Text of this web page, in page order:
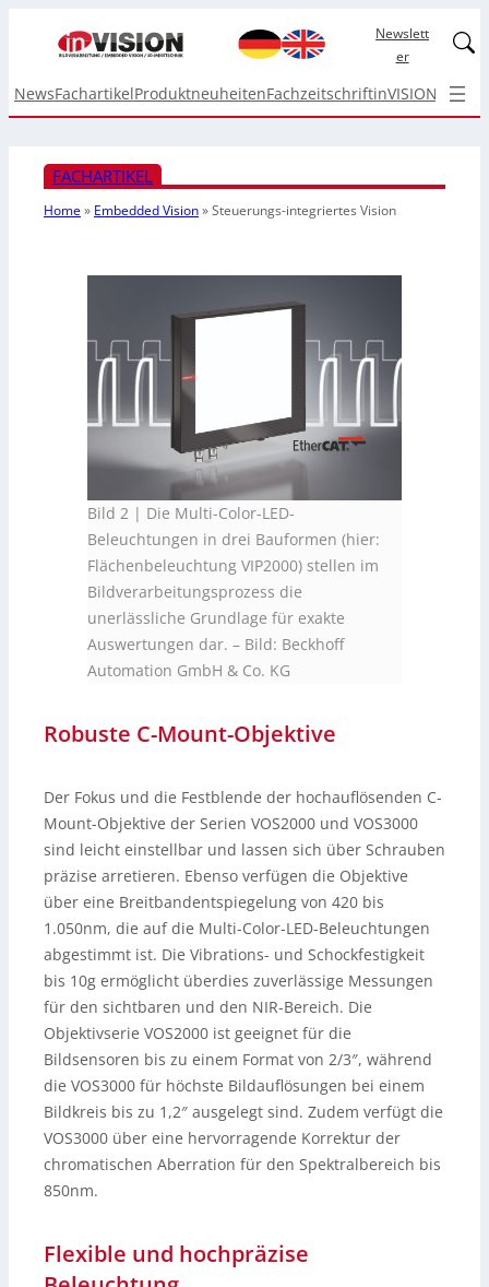
Newslett
er
NewsFachartikelProduktneuheitenFachzeitschriftinVISION Top
FACHARTIKEL
Home» Embedded Vision»Steuerungs-integriertes Vision
Bild 2 | Die Multi-Color-LED-
Beleuchtungen in drei Bauformen (hier:
Flächenbeleuchtung VIP2000) stellen im
Bildverarbeitungsprozess die
unerlässliche Grundlage für exakte
Auswertungen dar. – Bild: Beckhoff
Automation GmbH & Co. KG
Robuste C-Mount-Objektive
Der Fokus und die Festblende der hochauflösenden C-
Mount-Objektive der Serien VOS2000 und VOS3000
sind leicht einstellbar und lassen sich über Schrauben
präzise arretieren. Ebenso verfügen die Objektive
über eine Breitbandentspiegelung von 420 bis
1.050nm, die auf die Multi-Color-LED-Beleuchtungen
abgestimmt ist. Die Vibrations- und Schockfestigkeit
bis 10g ermöglicht überdies zuverlässige Messungen
für den sichtbaren und den NIR-Bereich. Die
Objektivserie VOS2000 ist geeignet für die
Bildsensoren bis zu einem Format von 2/3″, während
die VOS3000 für höchste Bildauflösungen bei einem
Bildkreis bis zu 1,2″ ausgelegt sind. Zudem verfügt die
VOS3000 über eine hervorragende Korrektur der
chromatischen Aberration für den Spektralbereich bis
850nm.
Flexible und hochpräzise